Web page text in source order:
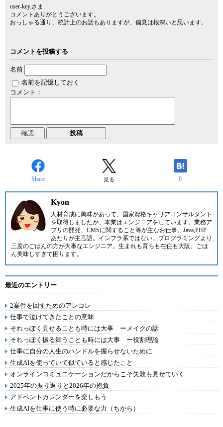
user-key.さま
コメントありがとうございます。
おっしゃる通り、統計上のお話もありますが、偏見は根深いと思います。
コメントを投稿する
名前
名前を記憶しておく
コメント：
Share 見る 0
Kyon
人材育成に興味があって、国家資格キャリアコンサルタント
を取得しましたが、本業はエンジニアをしています。業務ア
プリの開発、CMSに関すること等が主なお仕事。Java,PHP
あたりが主言語。インフラ系ではない。プログラミングより
三度のごはんの方が大事なエンジニア。生まれも育ちも在住も大阪。ごは
ん美味しすぎて困ります。
最近のエントリー
2案件を回すためのアレコレ
仕事で泣けてきたことの意味
それっぽく見せることも時には大事 ーメイクの話
それっぽく振る舞うことも時には大事 ー役割理論
仕事に自分の人生のハンドルを握らせないために
生成AIを使っていて似ていると感じたこと
オンラインコミュニケーションだからこそ失敗も見せていく
2025年の振り返りと2026年の抱負
アドベントカレンダーを楽しもう
生成AIを仕事に使う時に必要な力（ちから）